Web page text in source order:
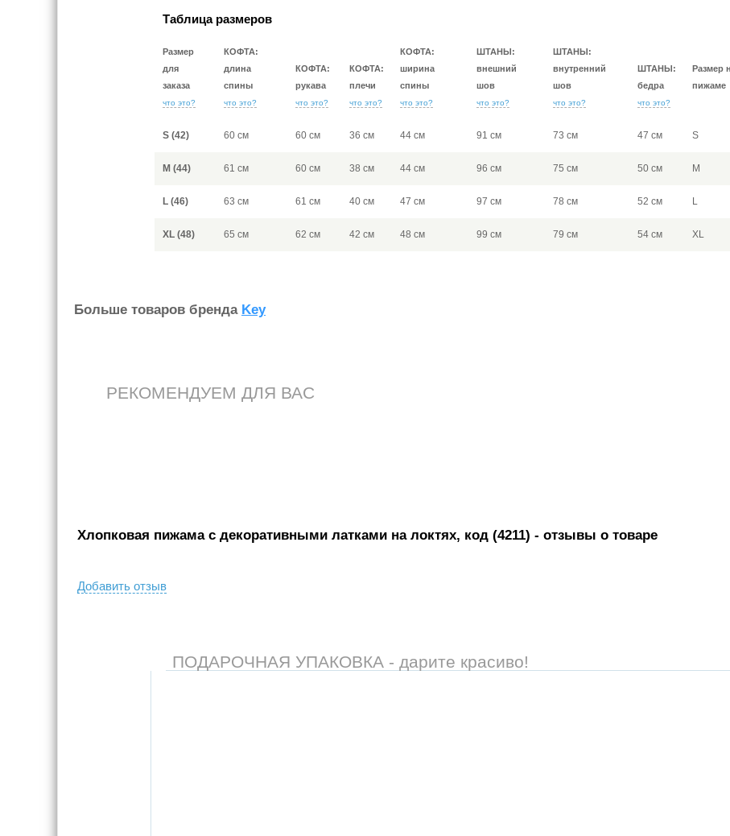
Таблица размеров
Размер
для
заказа
что это?
КОФТА:
длина
спины
что это?
КОФТА:
рукава
что это?
КОФТА:
плечи
что это?
КОФТА:
ширина
спины
что это?
ШТАНЫ:
внешний
шов
что это?
ШТАНЫ:
внутренний
шов
что это?
ШТАНЫ:
бедра
что это?
Размер
пижаме
S (42) 60 см 60 см 36 см 44 см 91 см 73 см 47 см S
M (44) 61 см 60 см 38 см 44 см 96 см 75 см 50 см M
L (46) 63 см 61 см 40 см 47 см 97 см 78 см 52 см L
XL (48) 65 см 62 см 42 см 48 см 99 см 79 см 54 см XL
Больше товаров бренда Key
РЕКОМЕНДУЕМ ДЛЯ ВАС
Хлопковая пижама с декоративными латками на локтях, код (4211) - отзывы о товаре
Добавить отзыв
ПОДАРОЧНАЯ УПАКОВКА - дарите красиво!